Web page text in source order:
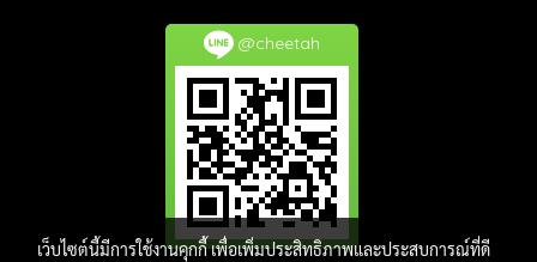
@cheetah
เว็บไซต์นี้มีการใช้งานคุกกี้ เพื่อเพิ่มประสิทธิภาพและประสบการณ์ที่ดี